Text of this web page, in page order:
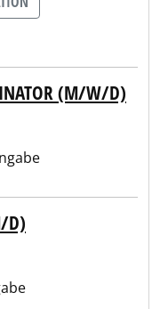
(M/W/D)
D)